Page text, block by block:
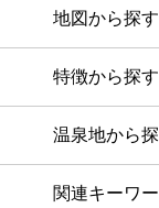
地図から探す
特徴から探す
温泉地から
関連キーワ